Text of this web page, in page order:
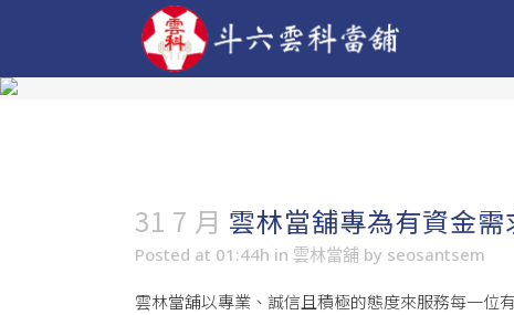
31 7 月 雲林當舖專為有資金
Posted at 01:44h in 雲林當舖 by seosantsem
雲林當舖以專業、誠信且積極的態度來服務每一位